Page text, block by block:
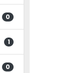
0
1
0